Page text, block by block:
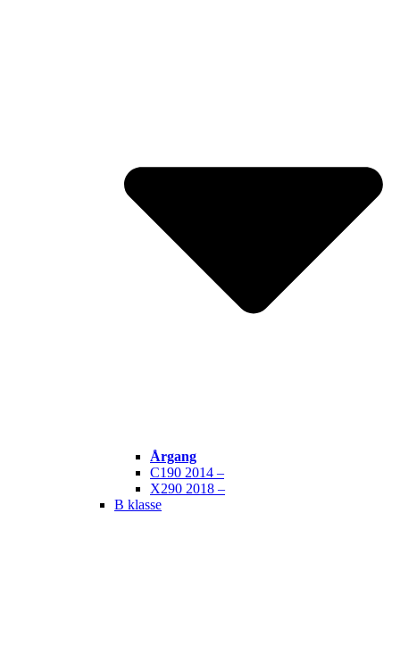
Årgang
C190 2014 –
X290 2018 –
B klasse